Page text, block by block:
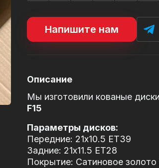
Напишите нам
Описание
Мы изготовили кованые
F15
Параметры дисков:
Передние: 21x10.5 ET39
Задние: 21x11.5 ET28
Покрытие: Сатиновое золото